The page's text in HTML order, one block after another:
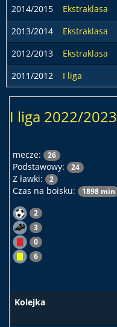
2014/2015
Ekstraklasa
2013/2014
Ekstraklasa
2012/2013
Ekstraklasa
2011/2012
I liga
I liga 2022/2023
mecze: 26
Podstawowy: 24
Z ławki: 2
Czas na boisku: 1898 min
2
3
0
6
Kolejka